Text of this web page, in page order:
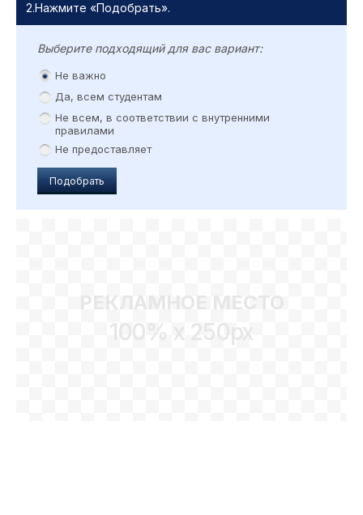
2.Нажмите «Подобрать».
Выберите подходящий для вас вариант:
Не важно
Да, всем студентам
Не всем, в соответствии с внутренними
правилами
Не предоставляет
Подобрать
РЕКЛАМНОЕ МЕСТО
100% x 250px